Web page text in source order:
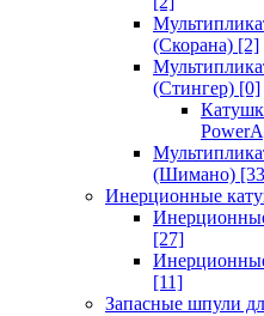
(Скорана) [2]
(Стингер) [0]
(Шимано)
Инерционные
[27]
[11]
Запасные шпули